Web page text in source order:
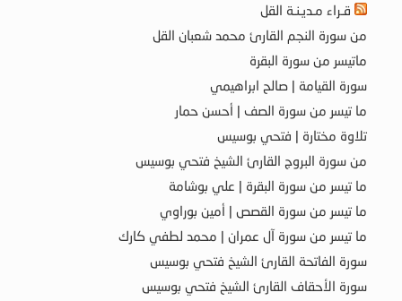
قـراء مـديـنـة القل
من سورة النجم القارئ محمد شعبان القل
ماتيسر من سورة البقرة
سورة القيامة | صالح ابراهيمي
ما تيسر من سورة الصف | أحسن حمار
تلاوة مختارة | فتحي بوسيس
من سورة البروج القارئ الشيخ فتحي بوسيس
ما تيسر من سورة البقرة | علي بوشامة
ما تيسر من سورة القصص | أمين بوراوي
ما تيسر من سورة آل عمران | محمد لطفي كارك
سورة الفاتحة القارئ الشيخ فتحي بوسيس
سورة الأحقاف القارئ الشيخ فتحي بوسيس